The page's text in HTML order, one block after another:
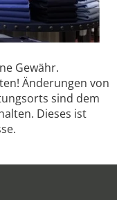
Gewähr.
Änderungen von
sind dem
Dieses ist